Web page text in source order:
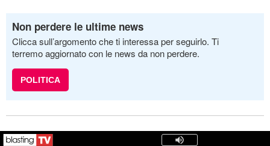
Non perdere le ultime news
Clicca sull’argomento che ti interessa per seguirlo. Ti
terremo aggiornato con le news da non perdere.
POLITICA